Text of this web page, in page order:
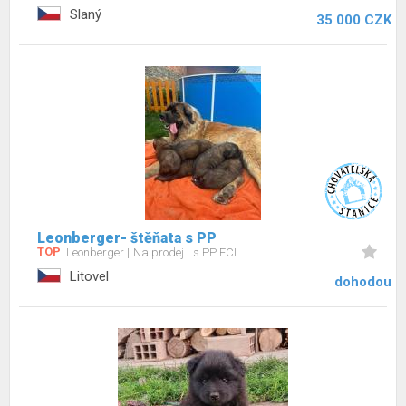
Slaný 35 000 CZK
Leonberger- štěňata s PP
TOP Leonberger Na prodej s PP FCI
Litovel dohodou